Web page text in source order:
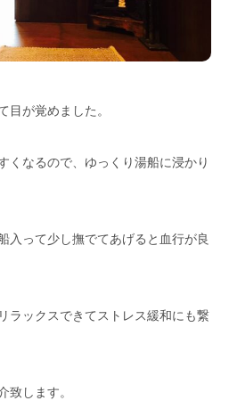
0965-52-0323
096-274-8175
目が覚めました。
くなるので、ゆっくり湯船に浸かり
入って少し撫でてあげると血行が良
ラックスできてストレス緩和にも繋
致します。